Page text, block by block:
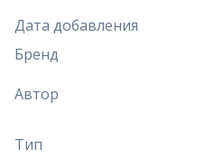
Дата добавления
Бренд
Автор
Тип